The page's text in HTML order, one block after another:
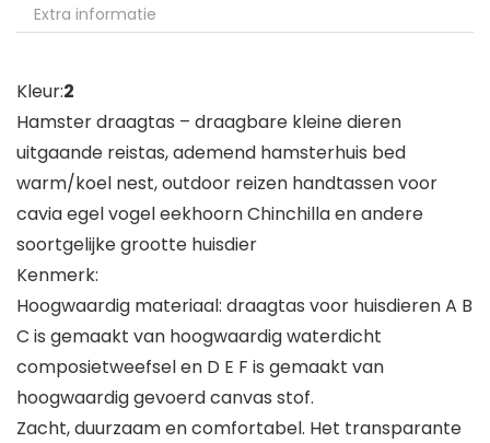
Extra informatie
Kleur:2
Hamster draagtas – draagbare kleine dieren
uitgaande reistas, ademend hamsterhuis bed
warm/koel nest, outdoor reizen handtassen voor
cavia egel vogel eekhoorn Chinchilla en andere
soortgelijke grootte huisdier
Kenmerk:
Hoogwaardig materiaal: draagtas voor huisdieren A B
C is gemaakt van hoogwaardig waterdicht
composietweefsel en D E F is gemaakt van
hoogwaardig gevoerd canvas stof.
Zacht, duurzaam en comfortabel. Het transparante